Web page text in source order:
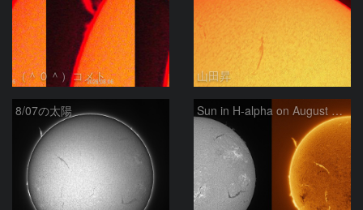
（＾０＾）コメト 山田昇
8/07の太陽 Sun in H-alpha on August 7, 2026